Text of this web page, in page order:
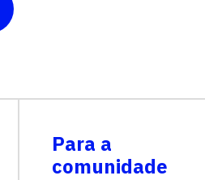
Fale conosco
Para a
comunidade